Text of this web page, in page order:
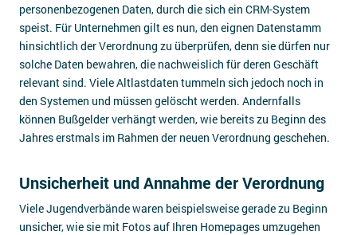
personenbezogenen Daten, durch die sich ein CRM-System
speist. Für Unternehmen gilt es nun, den eignen Datenstamm
hinsichtlich der Verordnung zu überprüfen, denn sie dürfen nur
solche Daten bewahren, die nachweislich für deren Geschäft
relevant sind. Viele Altlastdaten tummeln sich jedoch noch in
den Systemen und müssen gelöscht werden. Andernfalls
können Bußgelder verhängt werden, wie bereits zu Beginn des
Jahres erstmals im Rahmen der neuen Verordnung geschehen.
Unsicherheit und Annahme der Verordnung
Viele Jugendverbände waren beispielsweise gerade zu Beginn
unsicher, wie sie mit Fotos auf Ihren Homepages umzugehen